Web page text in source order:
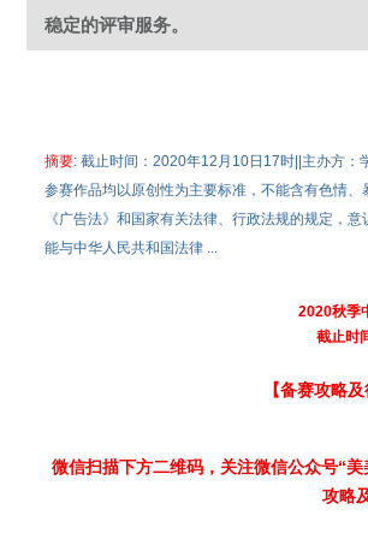
稳定的评审服务。
摘要: 截止时间：2020年12月10日17时||主办方：
参赛作品均以原创性为主要标准，不能含有色情、
《广告法》和国家有关法律、行政法规的规定，
能与中华人民共和国法律 ...
2020秋季
截止时
【备赛攻略
微信扫描下方二维码，关注微信公众号“
攻略